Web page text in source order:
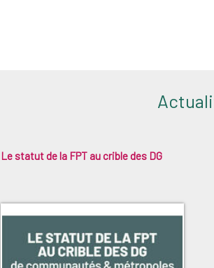
Le statut de la FPT au crible des DG